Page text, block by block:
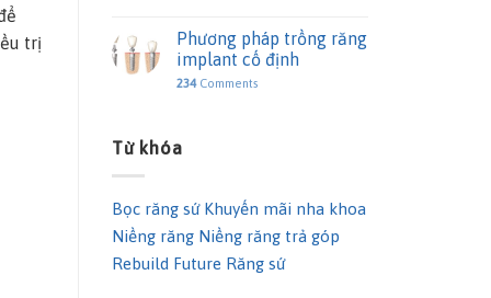
trị
Phương pháp trồng răng
implant cố định
234Comments
Từ khóa
Bọc răng sứ Khuyến mãi nha khoa
Niềng răng Niềng răng trả góp
Rebuild Future Răng sứ